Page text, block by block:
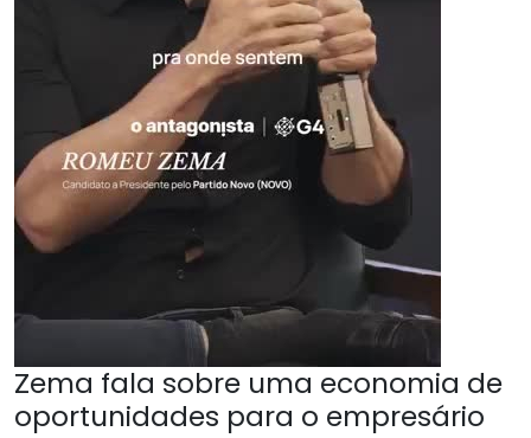
Zema fala sobre uma economia de
oportunidades para o empresário